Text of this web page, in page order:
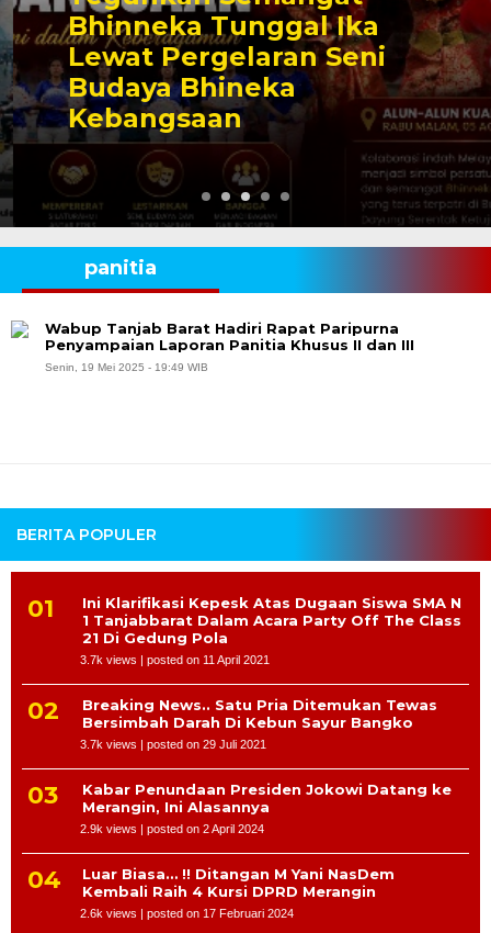
Bhinneka Tunggal Ika
Lewat Pergelaran Seni
Budaya Bhineka
Kebangsaan
BERITA POPULER
Ini Klarifikasi Kepesk Atas Dugaan Siswa SMA N
1 Tanjabbarat Dalam Acara Party Off The Class
21 Di Gedung Pola
3.7k views | posted on 11 April 2021
Breaking News.. Satu Pria Ditemukan Tewas
Bersimbah Darah Di Kebun Sayur Bangko
3.7k views | posted on 29 Juli 2021
Kabar Penundaan Presiden Jokowi Datang ke
Merangin, Ini Alasannya
2.9k views | posted on 2 April 2024
Luar Biasa… !! Ditangan M Yani NasDem
Kembali Raih 4 Kursi DPRD Merangin
2.6k views | posted on 17 Februari 2024
panitia
Wabup Tanjab Barat Hadiri Rapat Paripurna
Penyampaian Laporan Panitia Khusus II dan III
Senin, 19 Mei 2025 - 19:49 WIB